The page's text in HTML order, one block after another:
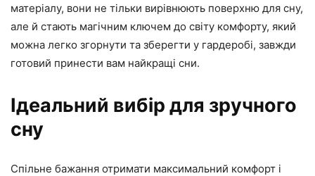
матеріалу, вони не тільки вирівнюють поверхню для сну,
але й стають магічним ключем до світу комфорту, який
можна легко згорнути та зберегти у гардеробі, завжди
готовий принести вам найкращі сни.
Ідеальний вибір для зручного
сну
Спільне бажання отримати максимальний комфорт і